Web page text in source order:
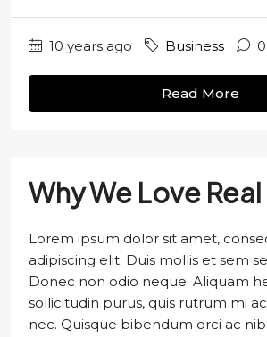
10 years ago Business 0
Read More
Why We Love
Lorem ipsum dolor sit amet,
adipiscing elit. Duis mollis et sem
Donec non odio neque. Aliquam
sollicitudin purus, quis rutrum mi
nec. Quisque bibendum orci ac